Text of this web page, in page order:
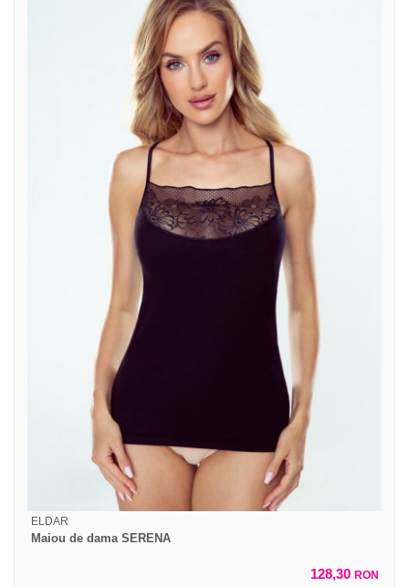
ELDAR
Maiou de dama SERENA
128,30 RON